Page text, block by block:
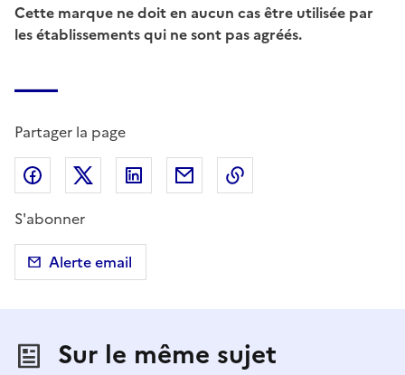
Cette marque ne doit en aucun cas être utilisée par
les établissements qui ne sont pas agréés.
Partager la page
Partager sur Facebook
Partager sur X (anciennement Twitter)
Partager sur LinkedIn
Partager par email
S'abonner
Alerte email
Sur le même sujet